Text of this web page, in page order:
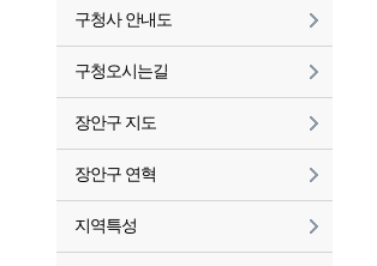
구청사 안내도
구청오시는길
장안구 지도
장안구 연혁
지역특성